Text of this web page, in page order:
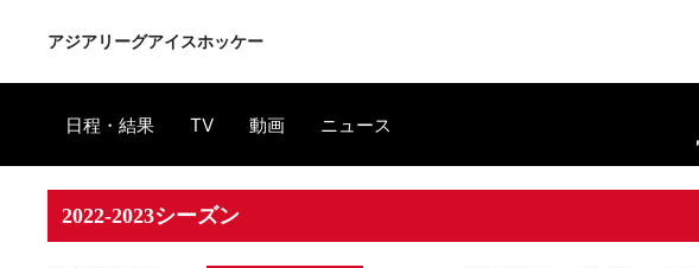
アジアリーグアイスホッケー
日程・結果 TV 動画 ニュース
2022-2023シーズン